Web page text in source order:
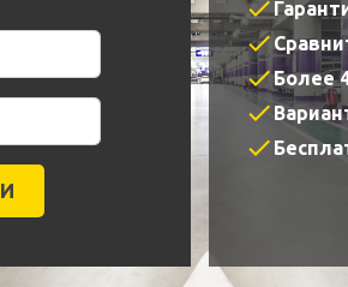
check
check
checkБолее
check
check